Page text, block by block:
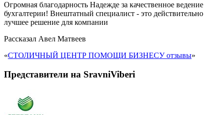
Огромная благодарность Надежде за качественное ведение
бухгалтерии! Внештатный специалист - это действительно
лучшее решение для компании
Рассказал Авел Матвеев
«СТОЛИЧНЫЙ ЦЕНТР ПОМОЩИ БИЗНЕСУ отзывы»
Представители на SravniViberi